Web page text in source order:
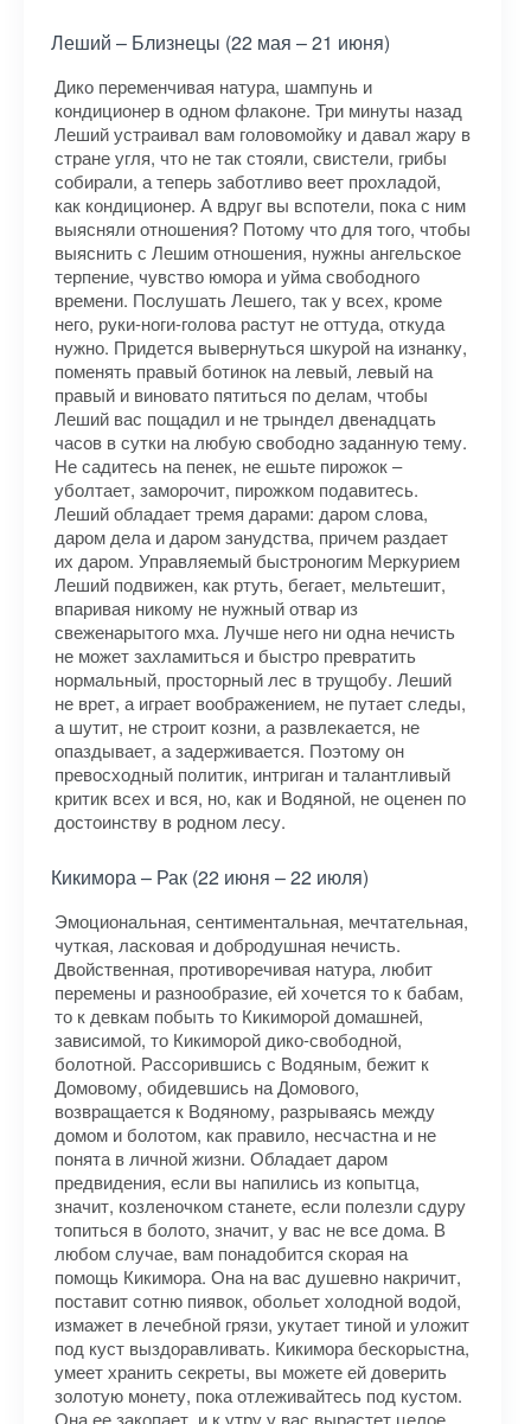
Леший – Близнецы (22 мая – 21 июня)
Дико переменчивая натура, шампунь и
кондиционер в одном флаконе. Три минуты назад
Леший устраивал вам головомойку и давал жару в
стране угля, что не так стояли, свистели, грибы
собирали, а теперь заботливо веет прохладой,
как кондиционер. А вдруг вы вспотели, пока с ним
выясняли отношения? Потому что для того, чтобы
выяснить с Лешим отношения, нужны ангельское
терпение, чувство юмора и уйма свободного
времени. Послушать Лешего, так у всех, кроме
него, руки-ноги-голова растут не оттуда, откуда
нужно. Придется вывернуться шкурой на изнанку,
поменять правый ботинок на левый, левый на
правый и виновато пятиться по делам, чтобы
Леший вас пощадил и не трындел двенадцать
часов в сутки на любую свободно заданную тему.
Не садитесь на пенек, не ешьте пирожок –
уболтает, заморочит, пирожком подавитесь.
Леший обладает тремя дарами: даром слова,
даром дела и даром занудства, причем раздает
их даром. Управляемый быстроногим Меркурием
Леший подвижен, как ртуть, бегает, мельтешит,
впаривая никому не нужный отвар из
свеженарытого мха. Лучше него ни одна нечисть
не может захламиться и быстро превратить
нормальный, просторный лес в трущобу. Леший
не врет, а играет воображением, не путает следы,
а шутит, не строит козни, а развлекается, не
опаздывает, а задерживается. Поэтому он
превосходный политик, интриган и талантливый
критик всех и вся, но, как и Водяной, не оценен по
достоинству в родном лесу.
Кикимора – Рак (22 июня – 22 июля)
Эмоциональная, сентиментальная, мечтательная,
чуткая, ласковая и добродушная нечисть.
Двойственная, противоречивая натура, любит
перемены и разнообразие, ей хочется то к бабам,
то к девкам побыть то Кикиморой домашней,
зависимой, то Кикиморой дико-свободной,
болотной. Рассорившись с Водяным, бежит к
Домовому, обидевшись на Домового,
возвращается к Водяному, разрываясь между
домом и болотом, как правило, несчастна и не
понята в личной жизни. Обладает даром
предвидения, если вы напились из копытца,
значит, козленочком станете, если полезли сдуру
топиться в болото, значит, у вас не все дома. В
любом случае, вам понадобится скорая на
помощь Кикимора. Она на вас душевно накричит,
поставит сотню пиявок, обольет холодной водой,
измажет в лечебной грязи, укутает тиной и уложит
под куст выздоравливать. Кикимора бескорыстна,
умеет хранить секреты, вы можете ей доверить
золотую монету, пока отлеживайтесь под кустом.
Она ее закопает, и к утру у вас вырастет целое